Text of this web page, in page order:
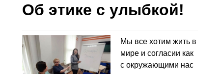
Образовательные услуги
Услуги проживания
Контакты
Об этике с улыбкой!
Мы все хотим жить в
мире и согласии как
с окружающими нас